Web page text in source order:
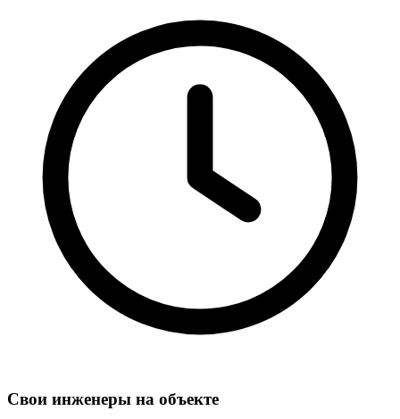
Свои инженеры на объекте